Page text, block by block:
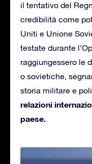
il tentativo del
credibilità come
Uniti e Unione
testate durante
raggiungessero le
o sovietiche,
storia militare e
relazioni
paese.